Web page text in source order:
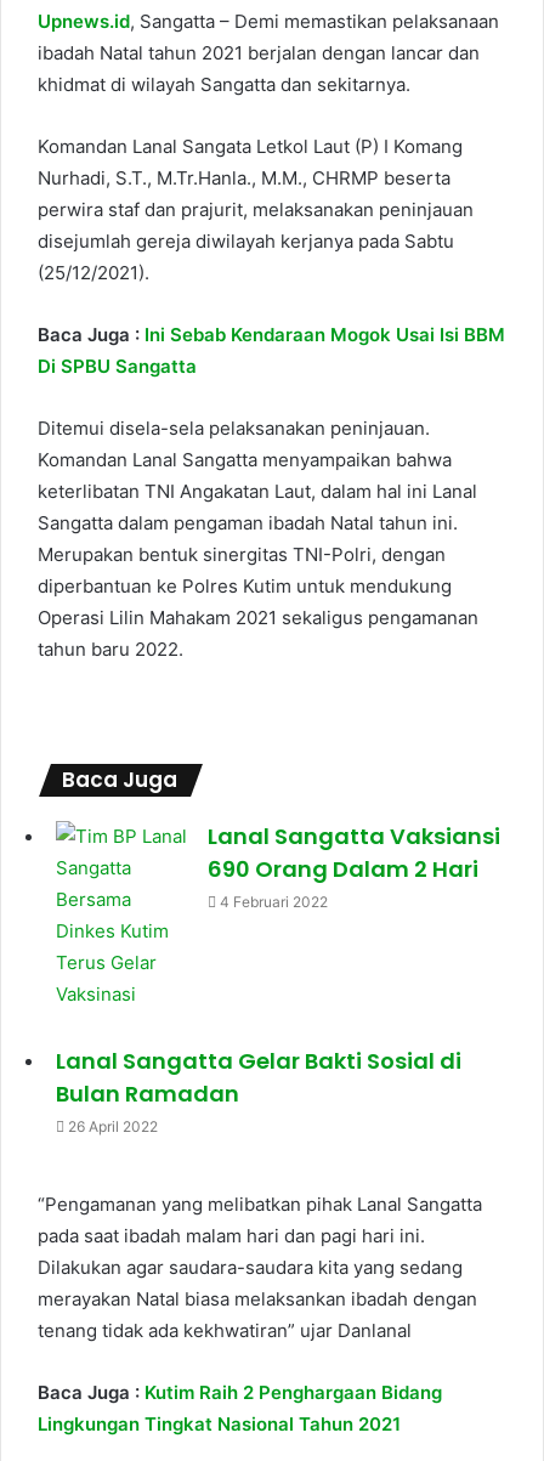
Upnews.id, Sangatta – Demi memastikan pelaksanaan
ibadah Natal tahun 2021 berjalan dengan lancar dan
khidmat di wilayah Sangatta dan sekitarnya.
Komandan Lanal Sangata Letkol Laut (P) I Komang
Nurhadi, S.T., M.Tr.Hanla., M.M., CHRMP beserta
perwira staf dan prajurit, melaksanakan peninjauan
disejumlah gereja diwilayah kerjanya pada Sabtu
(25/12/2021).
Baca Juga : Ini Sebab Kendaraan Mogok Usai Isi BBM
Di SPBU Sangatta
Ditemui disela-sela pelaksanakan peninjauan.
Komandan Lanal Sangatta menyampaikan bahwa
keterlibatan TNI Angakatan Laut, dalam hal ini Lanal
Sangatta dalam pengaman ibadah Natal tahun ini.
Merupakan bentuk sinergitas TNI-Polri, dengan
diperbantuan ke Polres Kutim untuk mendukung
Operasi Lilin Mahakam 2021 sekaligus pengamanan
tahun baru 2022.
Baca Juga
Lanal Sangatta Vaksiansi
690 Orang Dalam 2 Hari
4 Februari 2022
Lanal Sangatta Gelar Bakti Sosial di
Bulan Ramadan
26 April 2022
“Pengamanan yang melibatkan pihak Lanal Sangatta
pada saat ibadah malam hari dan pagi hari ini.
Dilakukan agar saudara-saudara kita yang sedang
merayakan Natal biasa melaksankan ibadah dengan
tenang tidak ada kekhwatiran” ujar Danlanal
Baca Juga : Kutim Raih 2 Penghargaan Bidang
Lingkungan Tingkat Nasional Tahun 2021